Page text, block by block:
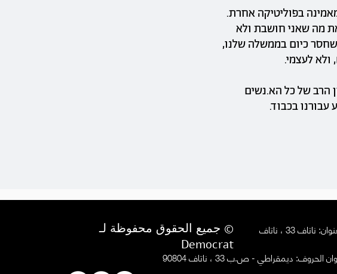
בפוליטיקה אחרת.
מה שאני חושבת ולא
כיום בממשלה שלנו,
לעצמי.
הרב של כל הא.נשים
עבורנו בכבוד.
© جميع الحقوق محفوظة لـ
Democrat
ناتاف 33 ، ناتاف
الحروف: ديمقراطي - ص.ب 33 ، ناتاف 90804